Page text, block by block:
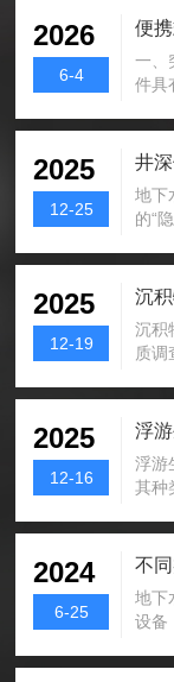
2026
6-4
一、
件具
律，
及用
采集
数据
供数
配短
赖固
2025
12-25
地下
的“
测手
低、
原本
在地
从“
知的
2025
12-19
沉
沉积
质调
球化
量与
础1.
前需
构完
2025
12-16
浮游
其种
物计
的核
差，
理浮
对性
2024
6-25
地下
设备
能有